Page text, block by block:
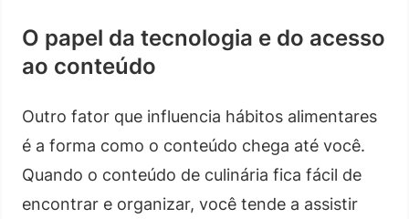
O papel da tecnologia e do acesso
ao conteúdo
Outro fator que influencia hábitos alimentares
é a forma como o conteúdo chega até você.
Quando o conteúdo de culinária fica fácil de
encontrar e organizar, você tende a assistir